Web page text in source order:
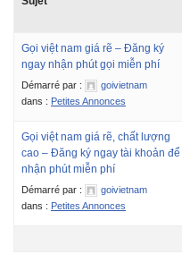
Gọi việt nam giá rẽ – Đăng ký
ngay nhận phút gọi miễn phí
Démarré par :
goivietnam
dans : Petites Annonces
Gọi việt nam giá rẽ, chất lượng
cao – Đăng ký ngay tài khoản để
nhận phút miễn phí
Démarré par :
goivietnam
dans : Petites Annonces